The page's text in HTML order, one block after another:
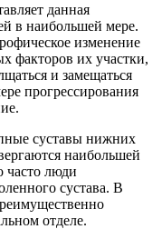
данная
в наибольшей мере.
изменение
факторов их участки,
и замещаться
прогрессирования
суставы нижних
наибольшей
часто люди
сустава. В
отделе.